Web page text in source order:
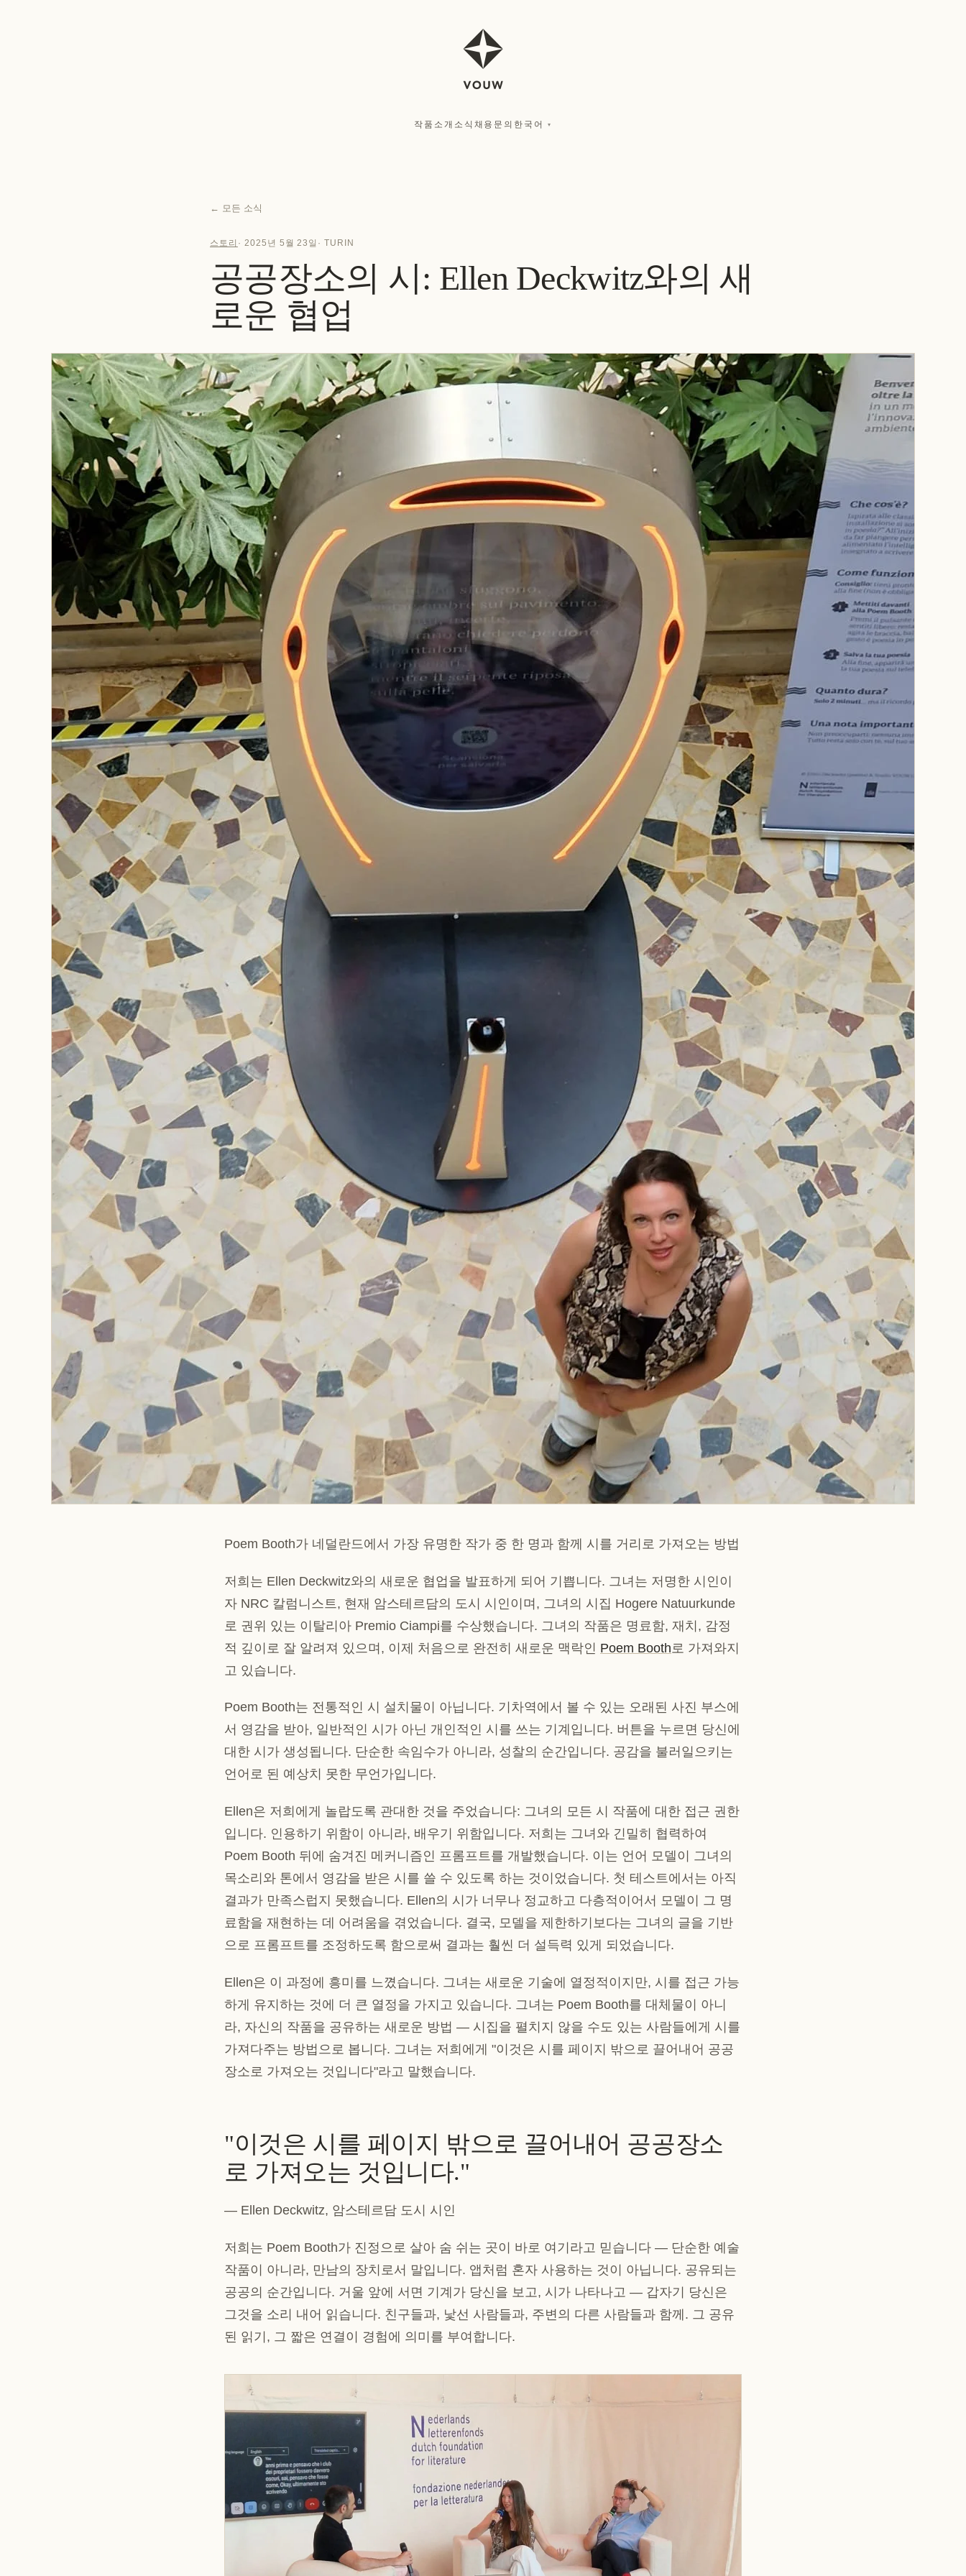
작품 소개 소식 채용 문의 한국어 ▾
← 모든 소식
스토리 · 2025년 5월 23일 ·TURIN
공공장소의 시: Ellen Deckwitz와의 새
로운 협업
Poem Booth가 네덜란드에서 가장 유명한 작가 중 한 명과 함께 시를 거리로 가져오는 방법
저희는 Ellen Deckwitz와의 새로운 협업을 발표하게 되어 기쁩니다. 그녀는 저명한 시인이
자 NRC 칼럼니스트, 현재 암스테르담의 도시 시인이며, 그녀의 시집 Hogere Natuurkunde
로 권위 있는 이탈리아 Premio Ciampi를 수상했습니다. 그녀의 작품은 명료함, 재치, 감정
적 깊이로 잘 알려져 있으며, 이제 처음으로 완전히 새로운 맥락인 Poem Booth 로 가져와지
고 있습니다.
Poem Booth는 전통적인 시 설치물이 아닙니다. 기차역에서 볼 수 있는 오래된 사진 부스에
서 영감을 받아, 일반적인 시가 아닌 개인적인 시를 쓰는 기계입니다. 버튼을 누르면 당신에
대한 시가 생성됩니다. 단순한 속임수가 아니라, 성찰의 순간입니다. 공감을 불러일으키는
언어로 된 예상치 못한 무언가입니다.
Ellen은 저희에게 놀랍도록 관대한 것을 주었습니다: 그녀의 모든 시 작품에 대한 접근 권한
입니다. 인용하기 위함이 아니라, 배우기 위함입니다. 저희는 그녀와 긴밀히 협력하여
Poem Booth 뒤에 숨겨진 메커니즘인 프롬프트를 개발했습니다. 이는 언어 모델이 그녀의
목소리와 톤에서 영감을 받은 시를 쓸 수 있도록 하는 것이었습니다. 첫 테스트에서는 아직
결과가 만족스럽지 못했습니다. Ellen의 시가 너무나 정교하고 다층적이어서 모델이 그 명
료함을 재현하는 데 어려움을 겪었습니다. 결국, 모델을 제한하기보다는 그녀의 글을 기반
으로 프롬프트를 조정하도록 함으로써 결과는 훨씬 더 설득력 있게 되었습니다.
Ellen은 이 과정에 흥미를 느꼈습니다. 그녀는 새로운 기술에 열정적이지만, 시를 접근 가능
하게 유지하는 것에 더 큰 열정을 가지고 있습니다. 그녀는 Poem Booth를 대체물이 아니
라, 자신의 작품을 공유하는 새로운 방법 — 시집을 펼치지 않을 수도 있는 사람들에게 시를
가져다주는 방법으로 봅니다. 그녀는 저희에게 "이것은 시를 페이지 밖으로 끌어내어 공공
장소로 가져오는 것입니다"라고 말했습니다.
"이것은 시를 페이지 밖으로 끌어내어 공공장소
로 가져오는 것입니다."
— Ellen Deckwitz, 암스테르담 도시 시인
저희는 Poem Booth가 진정으로 살아 숨 쉬는 곳이 바로 여기라고 믿습니다 — 단순한 예술
작품이 아니라, 만남의 장치로서 말입니다. 앱처럼 혼자 사용하는 것이 아닙니다. 공유되는
공공의 순간입니다. 거울 앞에 서면 기계가 당신을 보고, 시가 나타나고 — 갑자기 당신은
그것을 소리 내어 읽습니다. 친구들과, 낯선 사람들과, 주변의 다른 사람들과 함께. 그 공유
된 읽기, 그 짧은 연결이 경험에 의미를 부여합니다.